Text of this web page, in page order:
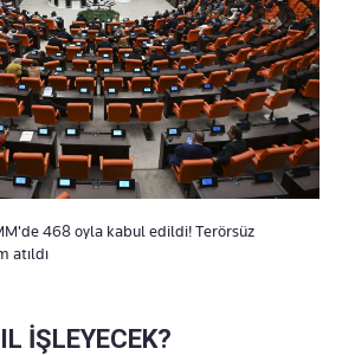
468 oyla kabul edildi! Terörsüz
atıldı
İŞLEYECEK?